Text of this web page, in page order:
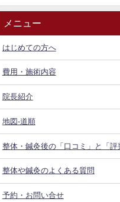
メニュー
はじめての方へ
費用・施術内容
院長紹介
地図-道順
整体・鍼灸後の「口コミ」と「評
整体や鍼灸のよくある質問
予約・お問い合せ